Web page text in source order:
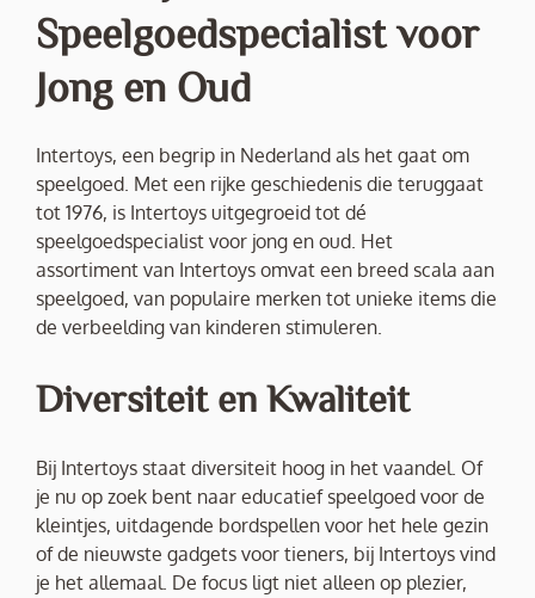
Speelgoedspecialist voor
Jong en Oud
Intertoys, een begrip in Nederland als het gaat om
speelgoed. Met een rijke geschiedenis die teruggaat
tot 1976, is Intertoys uitgegroeid tot dé
speelgoedspecialist voor jong en oud. Het
assortiment van Intertoys omvat een breed scala aan
speelgoed, van populaire merken tot unieke items die
de verbeelding van kinderen stimuleren.
Diversiteit en Kwaliteit
Bij Intertoys staat diversiteit hoog in het vaandel. Of
je nu op zoek bent naar educatief speelgoed voor de
kleintjes, uitdagende bordspellen voor het hele gezin
of de nieuwste gadgets voor tieners, bij Intertoys vind
je het allemaal. De focus ligt niet alleen op plezier,